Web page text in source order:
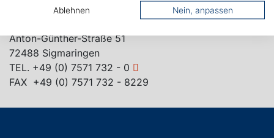
FAX +49 (0) 7571 732 - 9129
Anton-Günther-Straße 51
72488 Sigmaringen
TEL. +49 (0) 7571 732 - 0
FAX +49 (0) 7571 732 - 8229
Ablehnen Nein, anpassen